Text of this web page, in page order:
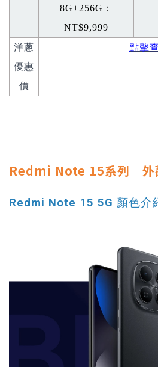
8G+256G ：
NT$9,999
洋蔥
優惠
價
點擊
Redmi Note 15系列｜外
Redmi Note 15 5G 顏色介